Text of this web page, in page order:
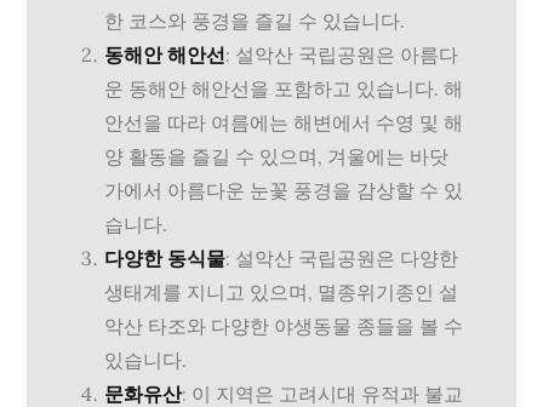
한 코스와 풍경을 즐길 수 있습니다.
동해안 해안선: 설악산 국립공원은 아름다
운 동해안 해안선을 포함하고 있습니다. 해
안선을 따라 여름에는 해변에서 수영 및 해
양 활동을 즐길 수 있으며, 겨울에는 바닷
가에서 아름다운 눈꽃 풍경을 감상할 수 있
습니다.
다양한 동식물: 설악산 국립공원은 다양한
생태계를 지니고 있으며, 멸종위기종인 설
악산 타조와 다양한 야생동물 종들을 볼 수
있습니다.
문화유산: 이 지역은 고려시대 유적과 불교